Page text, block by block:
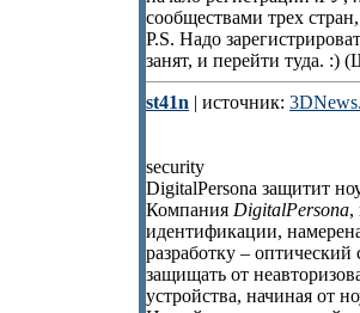
сообществами трех
P.S. Надо
занят, и перейти туда.
st41n | источник:
security
DigitalPersona защитит
Компания DigitalPersona,
идентификации,
разработку – оптический
защищать от
устройства, начиная от